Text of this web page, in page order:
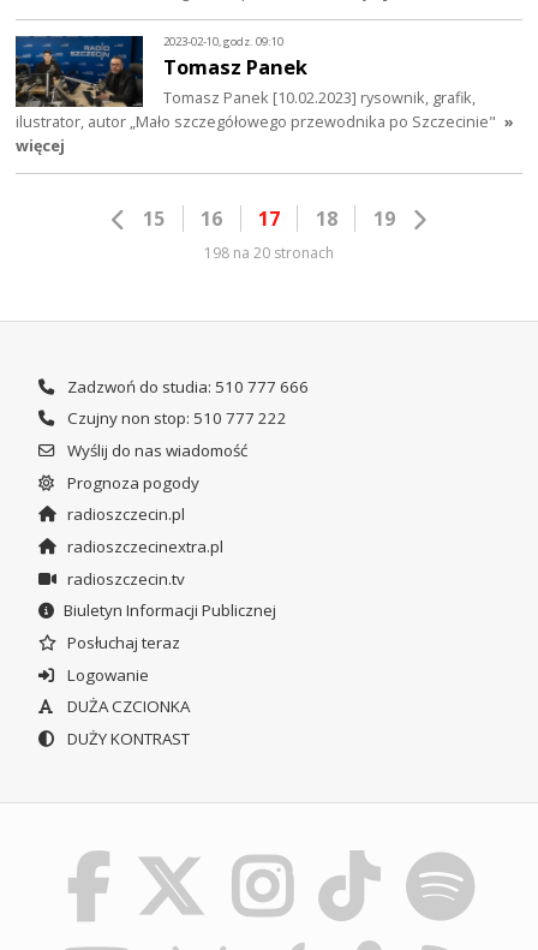
2023-02-10, godz. 09:10
Tomasz Panek
Tomasz Panek [10.02.2023] rysownik, grafik,
ilustrator, autor „Mało szczegółowego przewodnika po Szczecinie" »
więcej
15 16 17 18 19
198 na 20 stronach
Zadzwoń do studia: 510 777 666
Czujny non stop: 510 777 222
Wyślij do nas wiadomość
Prognoza pogody
radioszczecin.pl
radioszczecinextra.pl
radioszczecin.tv
Biuletyn Informacji Publicznej
Posłuchaj teraz
Logowanie
DUŻA CZCIONKA
DUŻY KONTRAST